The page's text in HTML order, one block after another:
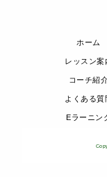
ホーム
レッスン案
コーチ紹
よくある質
Eラーニン